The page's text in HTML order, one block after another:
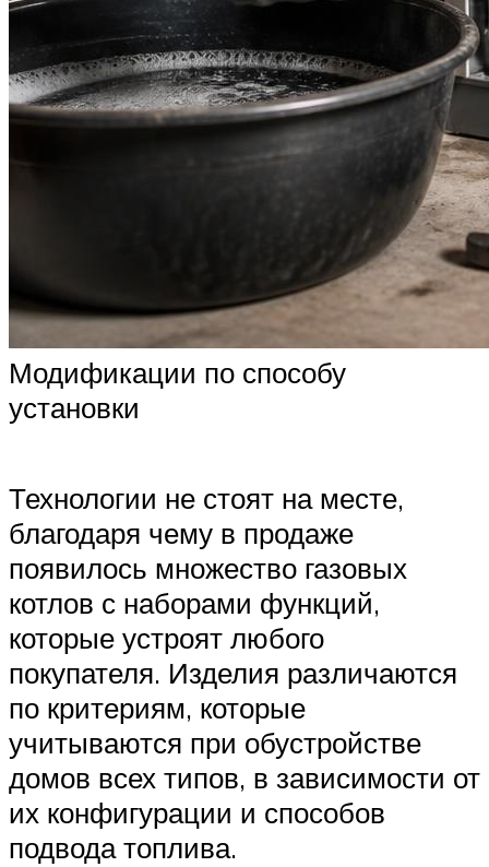
Модификации по способу
установки
Технологии не стоят на месте,
благодаря чему в продаже
появилось множество газовых
котлов с наборами функций,
которые устроят любого
покупателя. Изделия различаются
по критериям, которые
учитываются при обустройстве
домов всех типов, в зависимости от
их конфигурации и способов
подвода топлива.